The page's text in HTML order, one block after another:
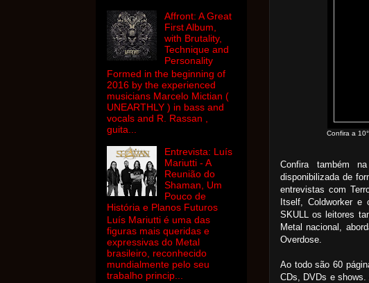
Confira a
Confira também
disponibilizada de
entrevistas com
Itself, Coldworker e
SKULL os leitores
Metal nacional,
Overdose.
Ao todo são 60
CDs, DVDs e shows.
Affront: A Great
First Album,
with Brutality,
Technique and
Personality
Formed in the beginning of
2016 by the experienced
musicians Marcelo Mictian (
UNEARTHLY ) in bass and
vocals and R. Rassan ,
guita...
Entrevista: Luís
Mariutti - A
Reunião do
Shaman, Um
Pouco de
História e Planos Futuros
Luís Mariutti é uma das
figuras mais queridas e
expressivas do Metal
brasileiro, reconhecido
mundialmente pelo seu
trabalho princip...